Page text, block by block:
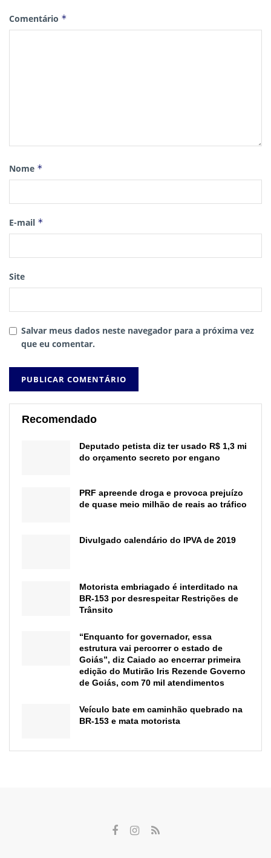
Comentário *
Nome *
E-mail *
Site
Salvar meus dados neste navegador para a próxima vez
que eu comentar.
Recomendado
Deputado petista diz ter usado R$ 1,3 mi
do orçamento secreto por engano
PRF apreende droga e provoca prejuízo
de quase meio milhão de reais ao tráfico
Divulgado calendário do IPVA de 2019
Motorista embriagado é interditado na
BR-153 por desrespeitar Restrições de
Trânsito
“Enquanto for governador, essa
estrutura vai percorrer o estado de
Goiás”, diz Caiado ao encerrar primeira
edição do Mutirão Iris Rezende Governo
de Goiás, com 70 mil atendimentos
Veículo bate em caminhão quebrado na
BR-153 e mata motorista